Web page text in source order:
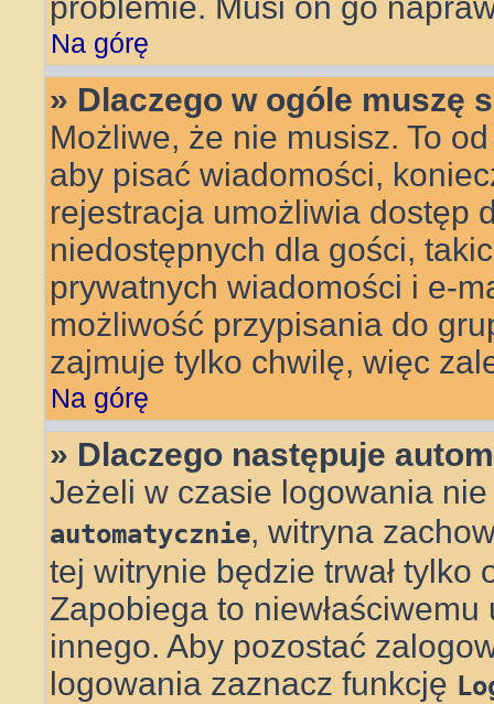
Na górę
» Dlaczego w ogóle muszę
Możliwe, że nie musisz. To
aby pisać wiadomości,
rejestracja umożliwia dostęp
niedostępnych dla gości,
prywatnych wiadomości i e-
możliwość przypisania do
zajmuje tylko chwilę, więc
Na górę
» Dlaczego następuje
Jeżeli w czasie logowania
automatycznie, witryna
tej witrynie będzie trwał
Zapobiega to
innego. Aby pozostać
logowania zaznacz funkcję